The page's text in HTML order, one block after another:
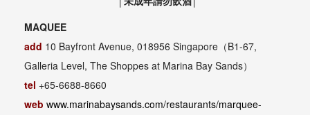
MAQUEE
add 10 Bayfront Avenue, 018956 Singapore （B1-67,
Galleria Level, The Shoppes at Marina Bay Sands）
tel +65-6688-8660
web www.marinabaysands.com/restaurants/marquee-